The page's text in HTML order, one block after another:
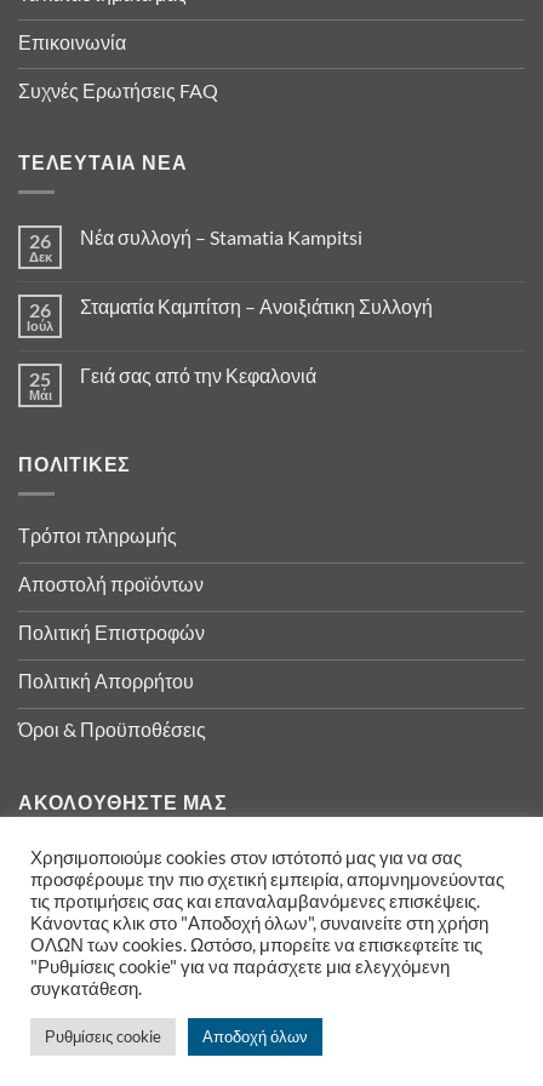
Επικοινωνία
Συχνές Ερωτήσεις FAQ
ΤΕΛΕΥΤΑΊΑ ΝΈΑ
26
Δεκ
Νέα συλλογή – Stamatia Kampitsi
26
Ιούλ
Σταματία Καμπίτση – Ανοιξιάτικη Συλλογή
25
Μάι
Γειά σας από την Κεφαλονιά
ΠΟΛΙΤΙΚΈΣ
Τρόποι πληρωμής
Αποστολή προϊόντων
Πολιτική Επιστροφών
Πολιτική Απορρήτου
Όροι & Προϋποθέσεις
ΑΚΟΛΟΥΘΉΣΤΕ ΜΑΣ
Copyright 2026 ©Izla Shopping- Powered by ArTECH
Χρησιμοποιούμε cookies στον ιστότοπό μας για να σας
προσφέρουμε την πιο σχετική εμπειρία, απομνημονεύοντας
τις προτιμήσεις σας και επαναλαμβανόμενες επισκέψεις.
Κάνοντας κλικ στο "Αποδοχή όλων", συναινείτε στη χρήση
ΟΛΩΝ των cookies. Ωστόσο, μπορείτε να επισκεφτείτε τις
"Ρυθμίσεις cookie" για να παράσχετε μια ελεγχόμενη
συγκατάθεση.
Ρυθμίσεις cookie Αποδοχή όλων